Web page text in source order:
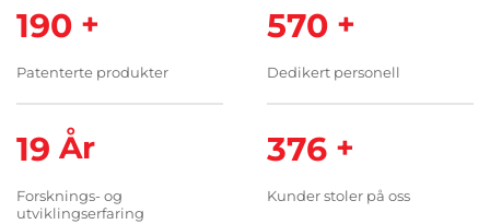
200 +
Patenterte produkter
600 +
Dedikert personell
20 År
Forsknings- og
utviklingserfaring
400 +
Kunder stoler på oss